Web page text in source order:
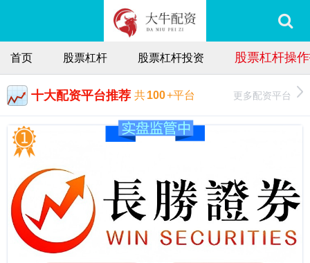
首页 股票杠杆 股票杠杆投资 股票杠杆操
十大配资平台推荐 共100+平台 更多配资平台